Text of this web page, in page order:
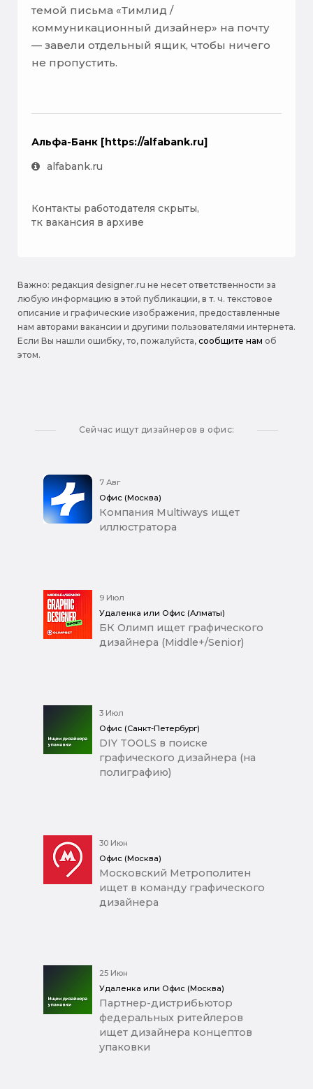
темой письма «Тимлид /
коммуникационный дизайнер» на почту
— завели отдельный ящик, чтобы ничего
не пропустить.
Альфа-Банк [https://alfabank.ru]
alfabank.ru
Контакты работодателя скрыты,
тк вакансия в архиве
Важно: pедакция designer.ru не несет ответственности за
любую информацию в этой публикации, в т. ч. текстовое
описание и графические изображения, предоставленные
нам авторами вакансии и другими пользователями интернета.
Если Вы нашли ошибку, то, пожалуйста, сообщите нам об
этом.
Сейчас ищут дизайнеров в офис:
7 Авг
Офис (Москва)
Компания Multiways ищет
иллюстратора
9 Июл
Удаленка или Офис (Алматы)
БК Олимп ищет графического
дизайнера (Middle+/Senior)
3 Июл
Офис (Санкт-Петербург)
DIY TOOLS в поиске
графического дизайнера (на
полиграфию)
30 Июн
Офис (Москва)
Московский Метрополитен
ищет в команду графического
дизайнера
25 Июн
Удаленка или Офис (Москва)
Партнер-дистрибьютор
федеральных ритейлеров
ищет дизайнера концептов
упаковки